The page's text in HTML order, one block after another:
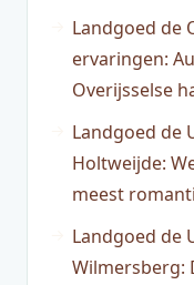
Landgoed de
ervaringen:
Overijsselse
Landgoed de
Holtweijde:
meest
Landgoed de
Wilmersberg: